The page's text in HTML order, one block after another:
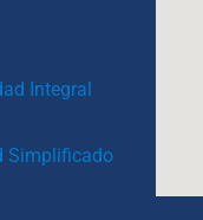
Integral
Simplificado